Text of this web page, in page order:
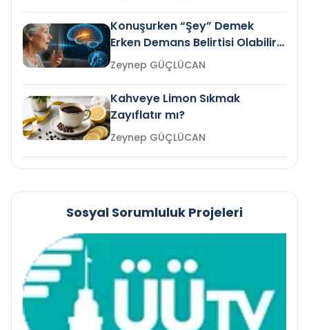
Konuşurken “Şey” Demek
Erken Demans Belirtisi Olabilir
mi?
Zeynep GÜÇLÜCAN
Kahveye Limon Sıkmak
Zayıflatır mı?
Zeynep GÜÇLÜCAN
Sosyal Sorumluluk Projeleri